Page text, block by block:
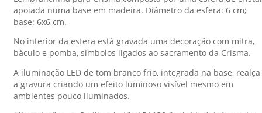
apoiada numa base em madeira. Diâmetro da esfera: 6 cm;
base: 6x6 cm.
No interior da esfera está gravada uma decoração com mitra,
báculo e pomba, símbolos ligados ao sacramento da Crisma.
A iluminação LED de tom branco frio, integrada na base, realça
a gravura criando um efeito luminoso visível mesmo em
ambientes pouco iluminados.